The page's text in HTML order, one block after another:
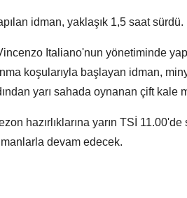
idman, yaklaşık 1,5 saat sürdü.
Italiano'nun yönetiminde
koşularıyla başlayan idman,
yarı sahada oynanan çift kale
hazırlıklarına yarın TSİ
devam edecek.